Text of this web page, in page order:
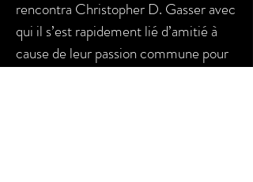
rencontra Christopher D. Gasser avec
qui il s’est rapidement lié d’amitié à
cause de leur passion commune pour